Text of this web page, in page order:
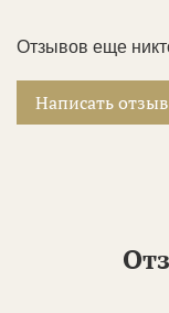
Отзывов еще
Написать отзыв